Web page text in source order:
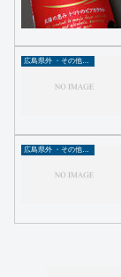
広島県外 ・その他グルメ
広島県外 ・その他グルメ